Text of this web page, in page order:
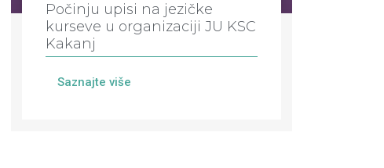
Počinju upisi na jezičke
kurseve u organizaciji JU KSC
Kakanj
Saznajte više